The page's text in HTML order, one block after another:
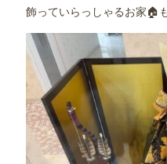
飾っていらっしゃるお家🏠